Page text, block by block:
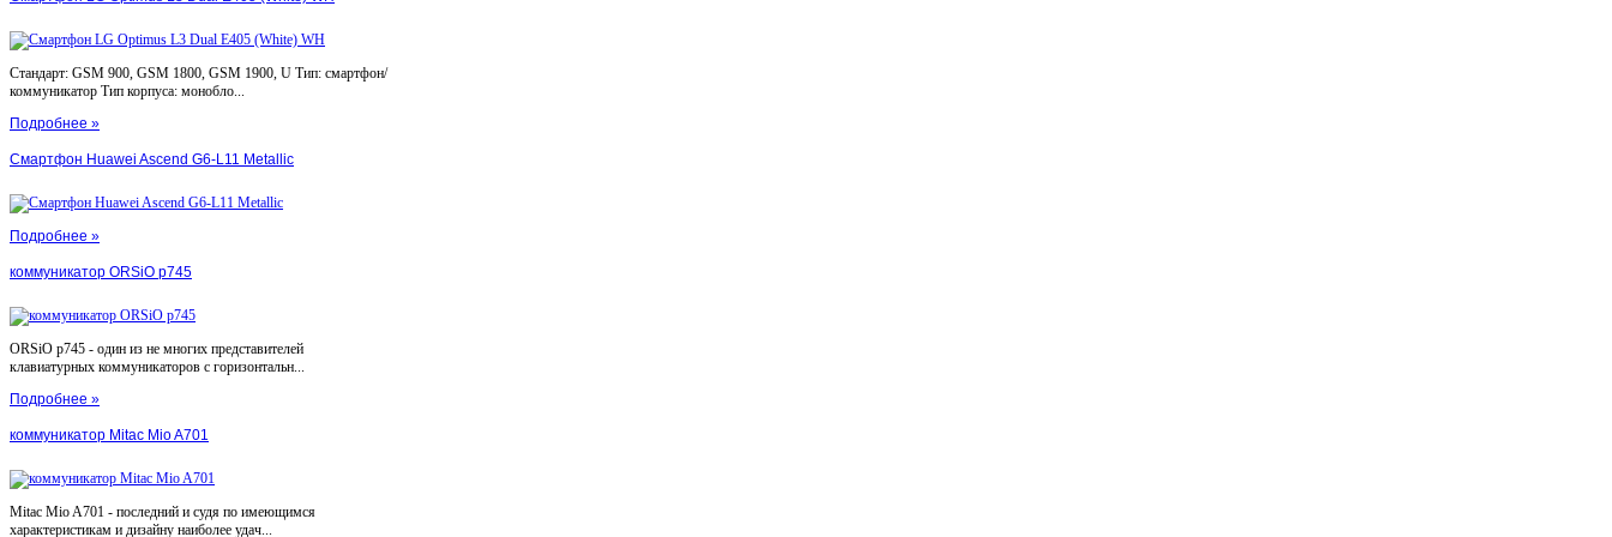
Стандарт: GSM 900, GSM 1800, GSM 1900, U Тип: смартфон/
коммуникатор Тип корпуса: монобло...
Подробнее »
Смартфон Huawei Ascend G6-L11 Metallic
Подробнее »
коммуникатор ORSiO p745
ORSiO p745 - один из не многих представителей
клавиатурных коммуникаторов с горизонтальн...
Подробнее »
коммуникатор Mitac Mio A701
Mitac Mio A701 - последний и судя по имеющимся
характеристикам и дизайну наиболее удач...